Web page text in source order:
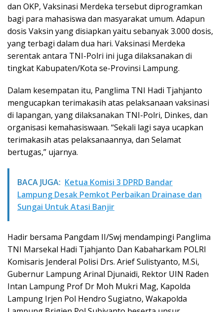
dan OKP, Vaksinasi Merdeka tersebut diprogramkan
bagi para mahasiswa dan masyarakat umum. Adapun
dosis Vaksin yang disiapkan yaitu sebanyak 3.000 dosis,
yang terbagi dalam dua hari. Vaksinasi Merdeka
serentak antara TNI-Polri ini juga dilaksanakan di
tingkat Kabupaten/Kota se-Provinsi Lampung.
Dalam kesempatan itu, Panglima TNI Hadi Tjahjanto
mengucapkan terimakasih atas pelaksanaan vaksinasi
di lapangan, yang dilaksanakan TNI-Polri, Dinkes, dan
organisasi kemahasiswaan. “Sekali lagi saya ucapkan
terimakasih atas pelaksanaannya, dan Selamat
bertugas,” ujarnya.
BACA JUGA: Ketua Komisi 3 DPRD Bandar
Lampung Desak Pemkot Perbaikan Drainase dan
Sungai Untuk Atasi Banjir
Hadir bersama Pangdam II/Swj mendampingi Panglima
TNI Marsekal Hadi Tjahjanto Dan Kabaharkam POLRI
Komisaris Jenderal Polisi Drs. Arief Sulistyanto, M.Si,
Gubernur Lampung Arinal Djunaidi, Rektor UIN Raden
Intan Lampung Prof Dr Moh Mukri Mag, Kapolda
Lampung Irjen Pol Hendro Sugiatno, Wakapolda